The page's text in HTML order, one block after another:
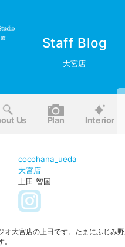
Staff Blog
大宮店
Us Plan Interior
cocohana_ueda
大宮店
上田 智国
オ大宮店の上田です。たまにふじみ